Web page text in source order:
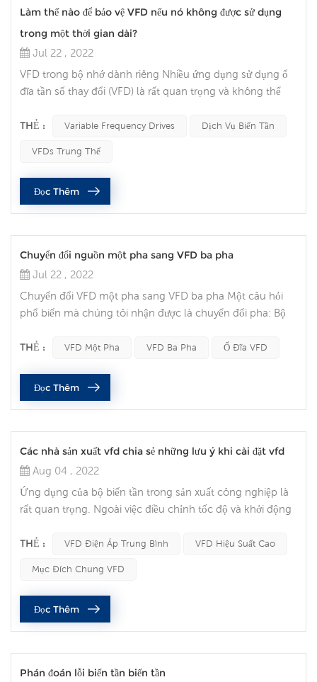
Làm thế nào để bảo vệ VFD nếu nó không được sử dụng
trong một thời gian dài?
Jul 22 , 2022
VFD trong bộ nhớ dành riêng Nhiều ứng dụng sử dụng ổ
đĩa tần số thay đổi (VFD) là rất quan trọng và không thể
một VFD dự phòng trên giá để có thể chuyển nó khi cần
không hoạt động khi bạn cần. Dưới đây là một số điều cần
lưu ý để đảm bảo VFD dự phòng của bạn sẵn sàng mang
ra khỏi kho lưu tr...
THẺ : Variable Frequency Drives Dịch Vụ Biến Tần
VFDs Trung Thế
Đọc Thêm
Chuyển đổi nguồn một pha sang VFD ba pha
Jul 22 , 2022
Chuyển đổi VFD một pha sang VFD ba pha Một câu hỏi
phổ biến mà chúng tôi nhận được là chuyển đổi pha: Bộ
tôi để chạy động cơ ba pha không? Nguồn điện xoay
nghiệp, nhưng cũng có thể được nhìn thấy ở một số khu
THẺ : VFD Một Pha VFD Ba Pha Ổ Đĩa VFD
Đọc Thêm
Các nhà sản xuất vfd chia sẻ những lưu ý khi cài đặt vfd
Aug 04 , 2022
Ứng dụng của bộ biến tần trong sản xuất công nghiệp là
rất quan trọng. Ngoài việc điều chỉnh tốc độ và khởi động
lượng. Hiện nay, với sự cải tiến không ngừng của tự động
rãi. Gần đây có nhiều khách hàng thắc mắc về những lưu
ý khi lắp đặt biến tần. Sau đây nhà sản xuất biến tần
Dolycon sẽ c...
THẺ : VFD Điện Áp Trung Bình VFD Hiệu Suất Cao
Mục Đích Chung VFD
Đọc Thêm
Phán đoán lỗi biến tần biến tần